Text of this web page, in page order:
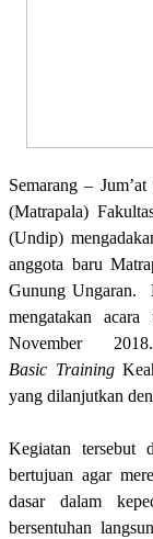
Semarang –
(Matrapala)
(Undip)
anggota baru
Gunung Ungaran.
mengatakan
November
Basic Training
yang dilanjutkan
Kegiatan tersebut
bertujuan agar
dasar dalam
bersentuhan